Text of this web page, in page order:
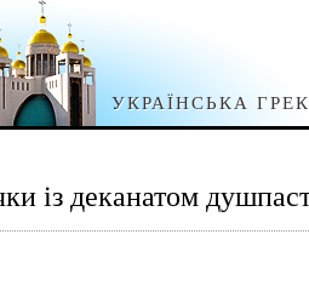
УКРАЇНСЬКА
із деканатом